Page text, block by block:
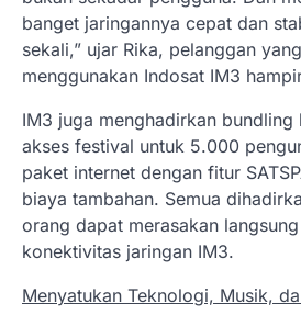
banget jaringannya cepat dan
sekali,” ujar Rika, pelanggan
menggunakan Indosat IM3
IM3 juga menghadirkan bundling
akses festival untuk 5.000
paket internet dengan fitur
biaya tambahan. Semua
orang dapat merasakan
konektivitas jaringan IM3.
Menyatukan Teknologi, Musik,